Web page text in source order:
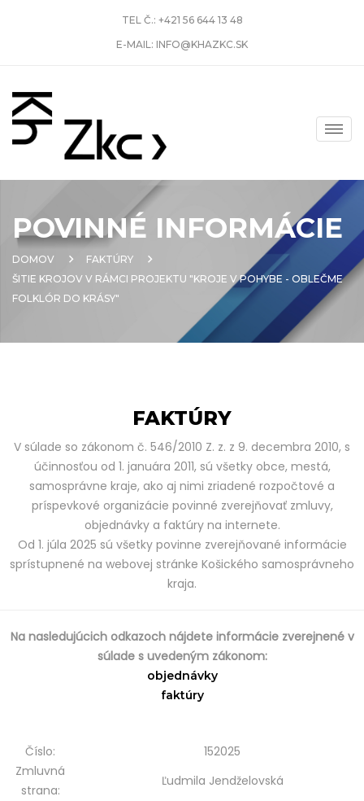
TEL Č.: +421 56 644 13 48
E-MAIL: INFO@KHAZKC.SK
POVINNÉ INFORMÁCIE
DOMOV
FAKTÚRY
ŠITIE KROJOV V RÁMCI PROJEKTU "KROJE V POHYBE - OBLEČME
FOLKLÓR DO KRÁSY"
FAKTÚRY
V súlade so zákonom č. 546/2010 Z. z. z 9. decembra 2010, s
účinnosťou od 1. januára 2011, sú všetky obce, mestá,
samosprávne kraje, ako aj nimi zriadené rozpočtové a
príspevkové organizácie povinné zverejňovať zmluvy,
objednávky a faktúry na internete.
Od 1. júla 2025 sú všetky povinne zverejňované informácie
sprístupnené na webovej stránke Košického samosprávneho
kraja.
Na nasledujúcich odkazoch nájdete informácie zverejnené v
súlade s uvedeným zákonom:
objednávky
faktúry
Číslo:
152025
Zmluvná
strana:
Ľudmila Jendželovská